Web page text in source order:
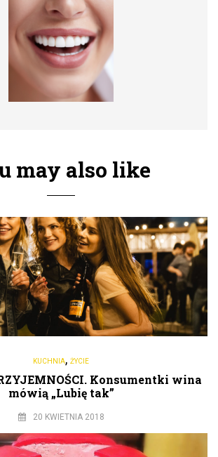
may also like
KUCHNIA, ŻYCIE
Konsumentki wina
mówią „Lubię tak”
20 KWIETNIA 2018